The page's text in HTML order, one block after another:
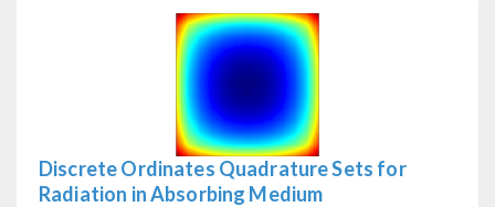
Discrete Ordinates Quadrature Sets for
Radiation in Absorbing Medium